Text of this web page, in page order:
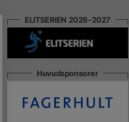
ELITSERIEN 2026-2027
Huvudsponsorer